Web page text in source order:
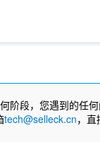
阶段，您遇到的任
tech@selleck.cn，